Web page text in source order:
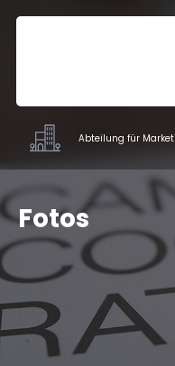
Mitarbeiter
Kontakt
Nyelv
Abteilung für
Fotos